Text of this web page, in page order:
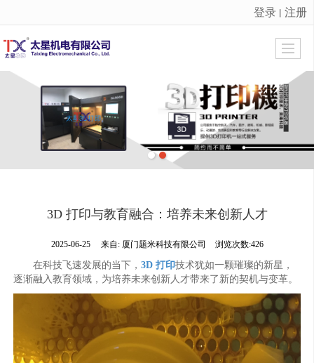
很遗憾，因您的浏览器版本过低导致无法获得最佳浏览体验，推荐下载安装谷歌浏览器！
登录 丨 注册
3D 打印与教育融合：培养未来创新人才
2025-06-25 来自: 厦门题米科技有限公司 浏览次数:426
在科技飞速发展的当下，3D 打印技术犹如一颗璀璨的新星，
逐渐融入教育领域，为培养未来创新人才带来了新的契机与变革。